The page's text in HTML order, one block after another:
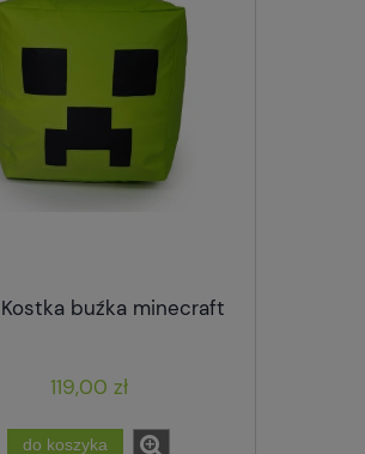
buźka minecraft
119,00 zł
do koszyka